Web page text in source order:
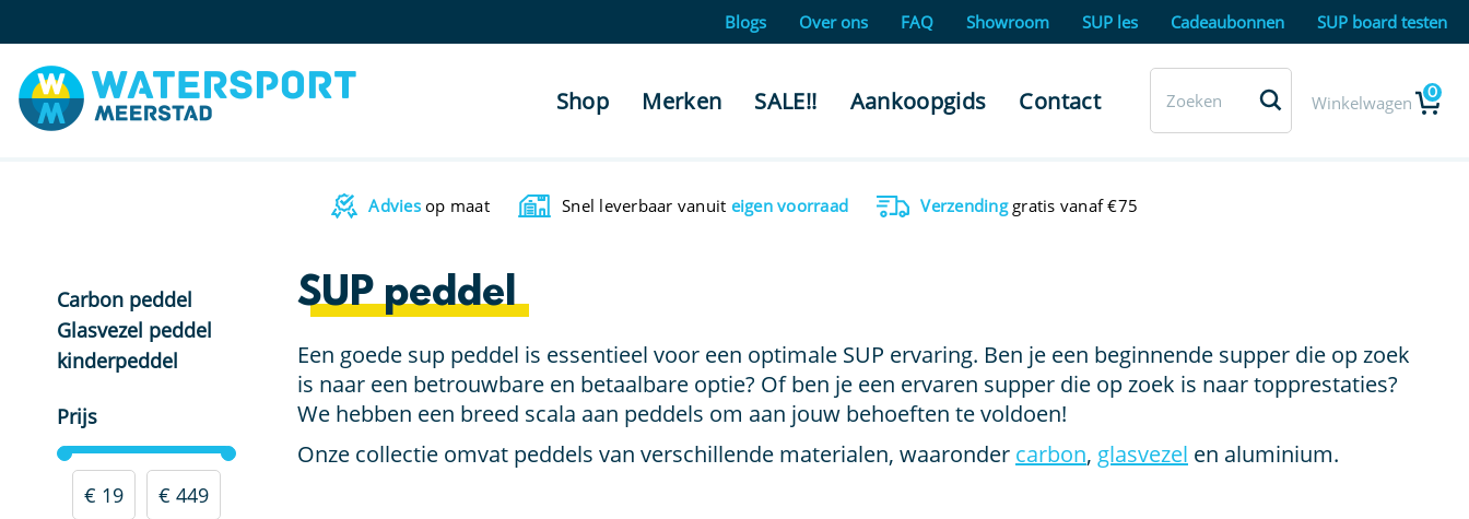
Blogs Over ons FAQ Showroom SUP les Cadeaubonnen SUP board testen
Shop Merken SALE!! Aankoopgids Contact Winkelwagen 0
Adviesop maat Snel leverbaar vanuit eigen voorraad Verzendinggratis vanaf €75
Carbon peddel
Glasvezel peddel
kinderpeddel
Prijs
€ 19 € 449
SUP peddel
Een goede sup peddel is essentieel voor een optimale SUP ervaring. Ben je een beginnende supper die op zoek
is naar een betrouwbare en betaalbare optie? Of ben je een ervaren supper die op zoek is naar topprestaties?
We hebben een breed scala aan peddels om aan jouw behoeften te voldoen!
Onze collectie omvat peddels van verschillende materialen, waaronder carbon, glasvezel en aluminium.